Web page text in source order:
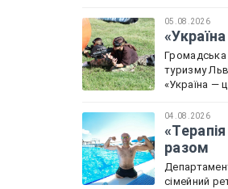
05.08.2026
Громадська
туризму
«Україна —
04.08.2026
разом
сімейний